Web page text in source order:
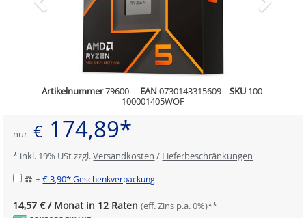
Artikelnummer79600 EAN 0730143315609 SKU 100-
100001405WOF
nur € 174,89*
* inkl. 19% USt zzgl.Versandkosten / Lieferbeschränkungen
+€ 3,90*Geschenkverpackung
14,57 € / Monat in 12 Raten (eff. Zins p.a. 0%)**